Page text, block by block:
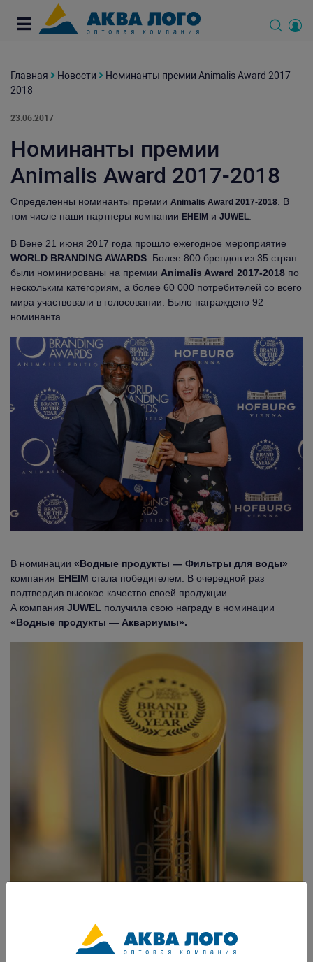
Главная Новости
Номинанты премии Animalis Award 2017-
2018
23.06.2017
Номинанты премии
Animalis Award 2017-2018
Определенны номинанты премии Animalis Award 2017-2018 . В
том числе наши партнеры компании EHEIM и JUWEL
В Вене 21 июня 2017 года прошло ежегодное мероприятие
WORLD BRANDING AWARDS . Более 800 брендов из 35 стран
были номинированы на премии Animalis Award 2017-2018 по
нескольким категориям, а более 60 000 потребителей со всего
мира участвовали в голосовании. Было награждено 92
номинанта.
В номинации «Водные продукты — Фильтры для воды»
компания EHEIM стала победителем. В очередной раз
подтвердив высокое качество своей продукции.
А компания JUWEL получила свою награду в номинации
«Водные продукты — Аквариумы».